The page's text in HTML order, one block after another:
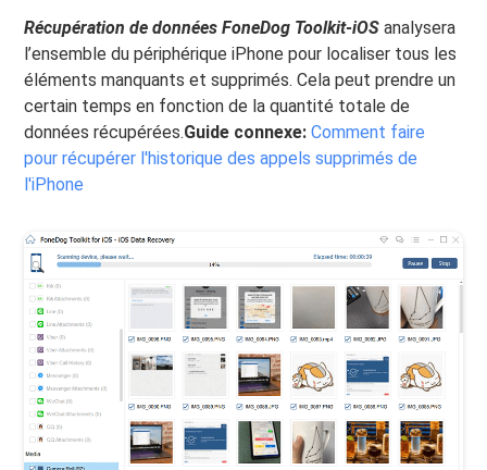
Récupération de données FoneDog Toolkit-iOS analysera
l’ensemble du périphérique iPhone pour localiser tous les
éléments manquants et supprimés. Cela peut prendre un
certain temps en fonction de la quantité totale de
données récupérées.Guide connexe: Comment faire
pour récupérer l'historique des appels supprimés de
l'iPhone